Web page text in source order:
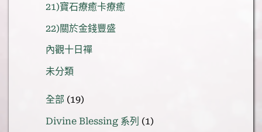
21)寶石療癒卡療癒
22)關於金錢豐盛
內觀十日禪
未分類
全部 1919
產
Divine Blessing 系列 11